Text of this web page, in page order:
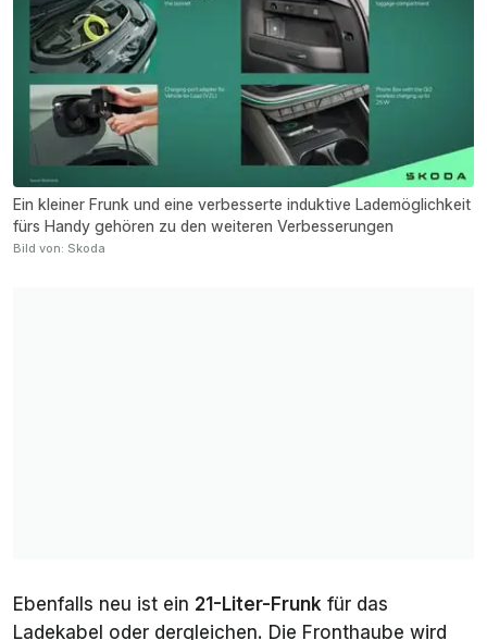
Ein kleiner Frunk und eine verbesserte induktive Lademöglichkeit
fürs Handy gehören zu den weiteren Verbesserungen
Bild von: Skoda
Ebenfalls neu ist ein 21-Liter-Frunk für das
Ladekabel oder dergleichen. Die Fronthaube wird